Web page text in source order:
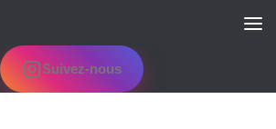
Suivez-nous